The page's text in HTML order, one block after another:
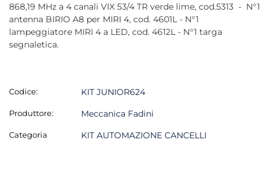
868,19 MHz a 4 canali VIX 53/4 TR verde lime, cod.5313 - N°1
antenna BIRIO A8 per MIRI 4, cod. 4601L - N°1
lampeggiatore MIRI 4 a LED, cod. 4612L - N°1 targa
segnaletica.
Codice: KIT JUNIOR624
Produttore: Meccanica Fadini
Categoria KIT AUTOMAZIONE CANCELLI